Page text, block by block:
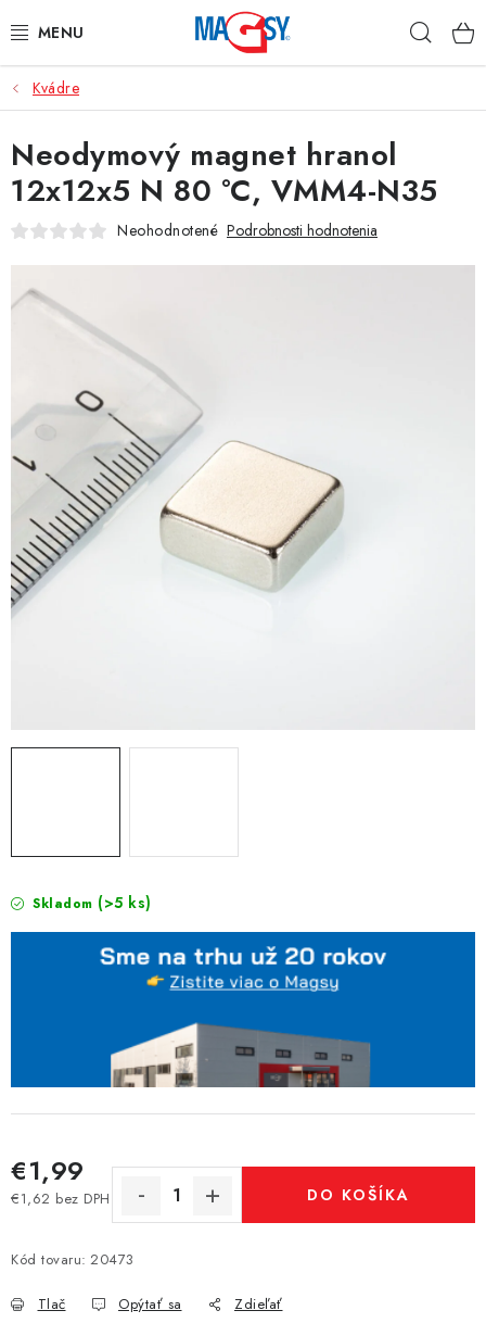
na
HLAVNÉ KATEGÓRIE
MAGNETICKÉ POMÔCKY
PRIEMYSELNÉ MAGNETY
OSTATNÉ MAGNETY
NEREZOVÉ MATERIÁLY
Obchodné podmienky
Kontakt
Odstúpenie od zmluvy
Kvádre
Skladom (>5 ks)
€1,99
€1,62 bez DPH
Jednotková cena:
DO KOŠÍKA
Kód tovaru: 20473
Tlač Opýtať sa Zdieľať
Neodymový magnet hranol
12x12x5 N 80 °C, VMM4-N35
Neohodnotené Podrobnosti hodnotenia